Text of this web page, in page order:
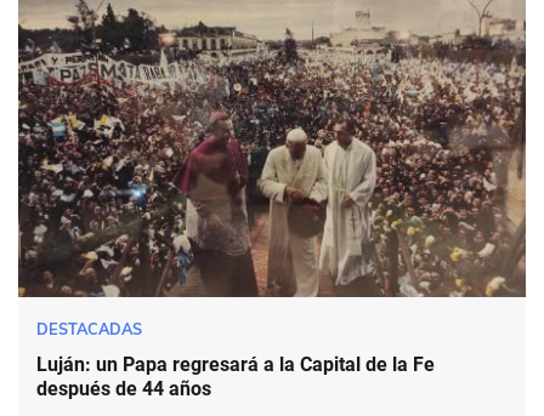
DESTACADAS
Luján: un Papa regresará a la Capital de la Fe
después de 44 años